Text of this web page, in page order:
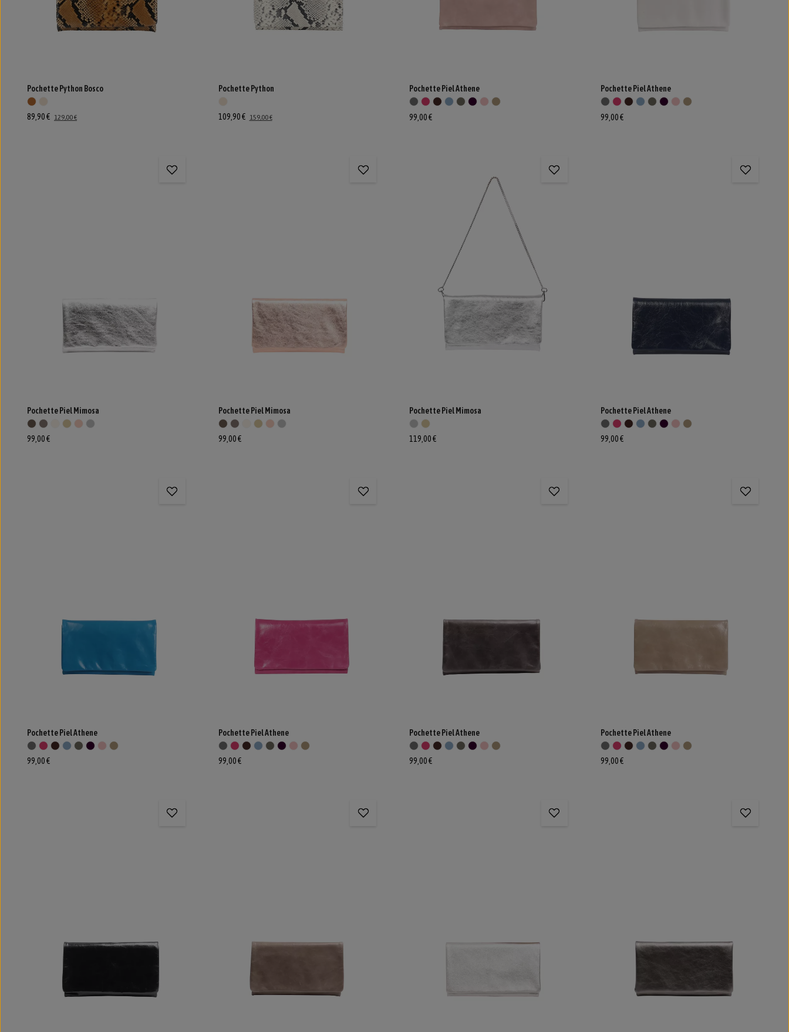
Pochette Python Bosco
89,90 € 129,00 €
Pochette Python
109,90 € 159,00 €
Pochette Piel Athene
99,00 €
Pochette Piel Athene
99,00 €
Pochette Piel Mimosa
99,00 €
Pochette Piel Mimosa
99,00 €
Pochette Piel Mimosa
119,00 €
Pochette Piel Athene
99,00 €
Pochette Piel Athene
99,00 €
Pochette Piel Athene
99,00 €
Pochette Piel Athene
99,00 €
Pochette Piel Athene
99,00 €